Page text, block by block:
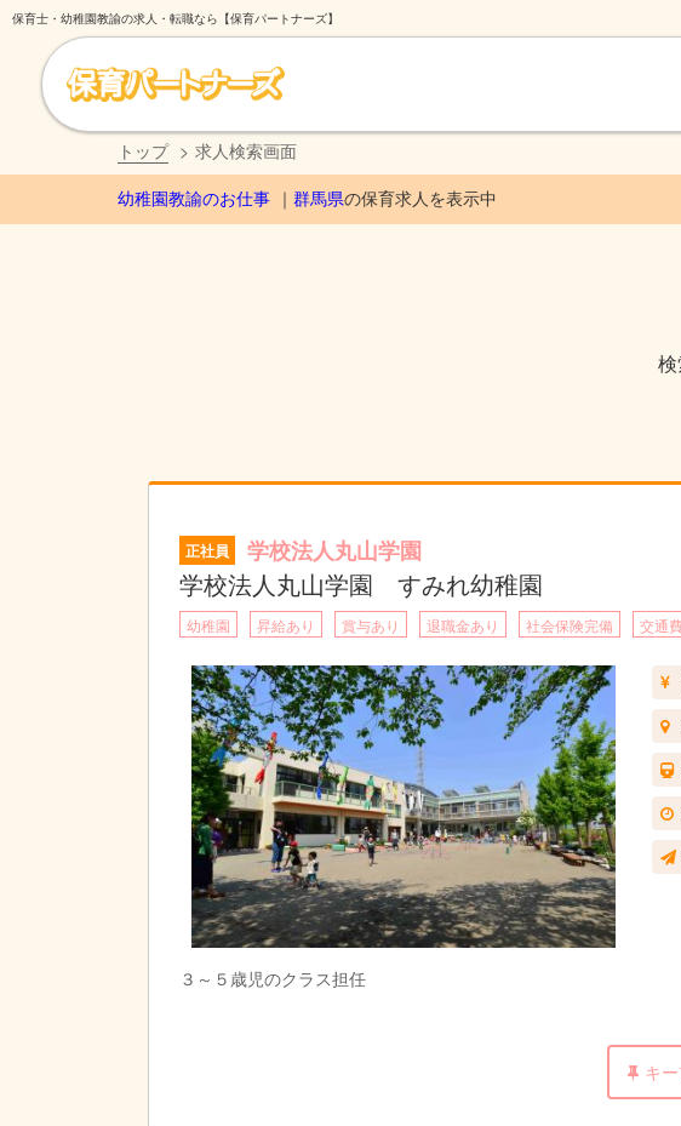
保育士・幼稚園教諭の求人・転職なら【保育パートナーズ】
トップ 求人検索画面
幼稚園教諭のお仕事 群馬県の保育求人を表示中
検
正社員 学校法人丸山学園
学校法人丸山学園 すみれ幼稚園
幼稚園 昇給あり 賞与あり 退職金あり 社会保険完備 交通
３～５歳児のクラス担任
キ